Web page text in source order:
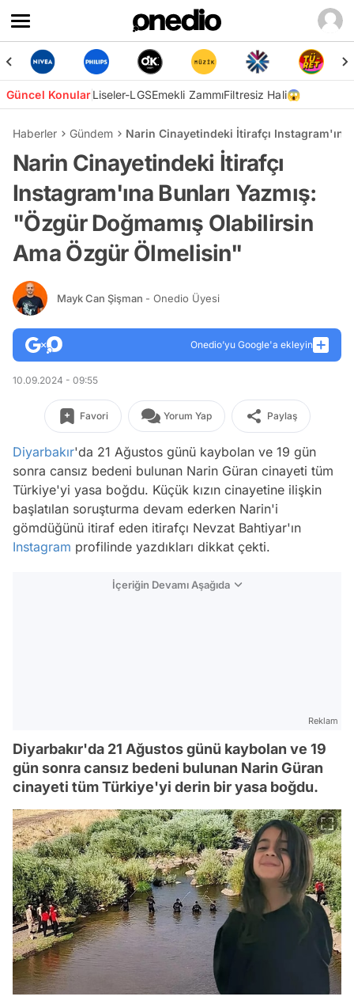
Güncel KonularLiseler-LGSEmekli ZammıFiltresiz Hali😱
Haberler Gündem Narin Cinayetindeki İtirafçı
Narin Cinayetindeki İtirafçı
Instagram'ına Bunları Yazmış:
"Özgür Doğmamış Olabilirsin
Ama Özgür Ölmelisin"
Mayk Can Şişman - Onedio Üyesi
Onedio’yu Google'a ekleyin
10.09.2024 - 09:55
Favori Yorum Yap Paylaş
Diyarbakır'da 21 Ağustos günü kaybolan ve 19 gün
sonra cansız bedeni bulunan Narin Güran cinayeti tüm
Türkiye'yi yasa boğdu. Küçük kızın cinayetine ilişkin
başlatılan soruşturma devam ederken Narin'i
gömdüğünü itiraf eden itirafçı Nevzat Bahtiyar'ın
Instagram profilinde yazdıkları dikkat çekti.
İçeriğin Devamı Aşağıda
Reklam
Diyarbakır'da 21 Ağustos günü kaybolan ve 19
gün sonra cansız bedeni bulunan Narin Güran
cinayeti tüm Türkiye'yi derin bir yasa boğdu.